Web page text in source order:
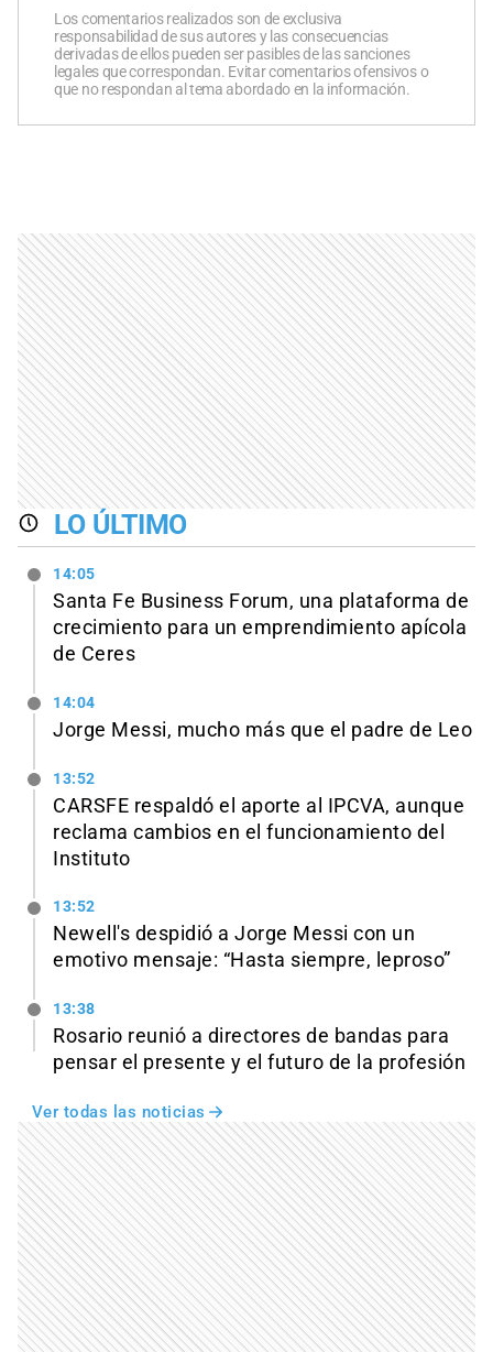
Los comentarios realizados son de exclusiva
responsabilidad de sus autores y las consecuencias
derivadas de ellos pueden ser pasibles de las sanciones
legales que correspondan. Evitar comentarios ofensivos o
que no respondan al tema abordado en la información.
LO ÚLTIMO
14:05
Santa Fe Business Forum, una plataforma de
crecimiento para un emprendimiento apícola
de Ceres
14:04
Jorge Messi, mucho más que el padre de Leo
13:52
CARSFE respaldó el aporte al IPCVA, aunque
reclama cambios en el funcionamiento del
Instituto
13:52
Newell's despidió a Jorge Messi con un
emotivo mensaje: “Hasta siempre, leproso”
13:38
Rosario reunió a directores de bandas para
pensar el presente y el futuro de la profesión
Ver todas las noticias